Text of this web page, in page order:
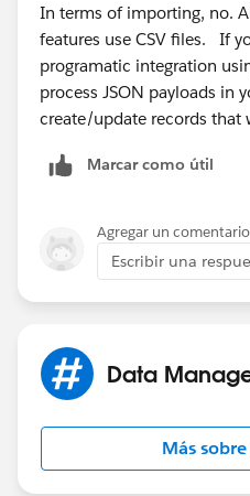
In terms of importing, no.
features use CSV files. If
programatic integration
process JSON payloads in
create/update records that
Marcar como útil
Agregar un comentario
Escribir una
Data
Más